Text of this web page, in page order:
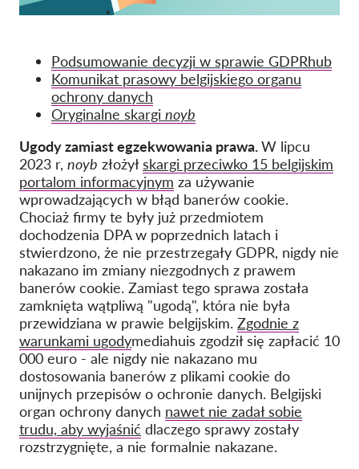
Podsumowanie decyzji w sprawie GDPRhub
Komunikat prasowy belgijskiego organu
ochrony danych
Oryginalne skargi noyb
Ugody zamiast egzekwowania prawa.W lipcu
2023 r, noyb złożył skargi przeciwko 15 belgijskim
portalom informacyjnym za używanie
wprowadzających w błąd banerów cookie.
Chociaż firmy te były już przedmiotem
dochodzenia DPA w poprzednich latach i
stwierdzono, że nie przestrzegały GDPR, nigdy nie
nakazano im zmiany niezgodnych z prawem
banerów cookie. Zamiast tego sprawa została
zamknięta wątpliwą "ugodą", która nie była
przewidziana w prawie belgijskim. Zgodnie z
warunkami ugodymediahuis zgodził się zapłacić 10
000 euro - ale nigdy nie nakazano mu
dostosowania banerów z plikami cookie do
unijnych przepisów o ochronie danych. Belgijski
organ ochrony danych nawet nie zadał sobie
trudu, aby wyjaśnić dlaczego sprawy zostały
rozstrzygnięte, a nie formalnie nakazane.